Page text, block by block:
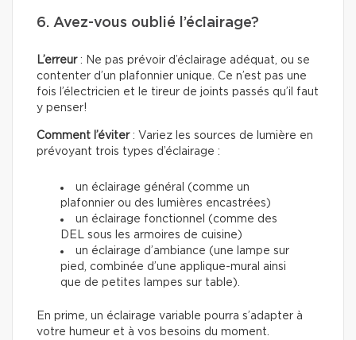
6. Avez-vous oublié l’éclairage?
L’erreur: Ne pas prévoir d’éclairage adéquat, ou se
contenter d’un plafonnier unique. Ce n’est pas une
fois l’électricien et le tireur de joints passés qu’il faut
y penser!
Comment l’éviter: Variez les sources de lumière en
prévoyant trois types d’éclairage :
un éclairage général (comme un
plafonnier ou des lumières encastrées)
un éclairage fonctionnel (comme des
DEL sous les armoires de cuisine)
un éclairage d’ambiance (une lampe sur
pied, combinée d’une applique-mural ainsi
que de petites lampes sur table).
En prime, un éclairage variable pourra s’adapter à
votre humeur et à vos besoins du moment.